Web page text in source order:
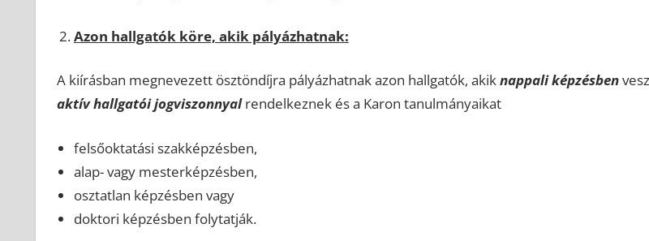
Azon hallgatók köre, akik pályázhatnak:
A kiírásban megnevezett ösztöndíjra pályázhatnak azon hallgatók, akiknappali képzésben
aktív hallgatói jogviszonnyalrendelkeznek és a Karon tanulmányaikat
felsőoktatási szakképzésben,
alap- vagy mesterképzésben,
osztatlan képzésben vagy
doktori képzésben folytatják.